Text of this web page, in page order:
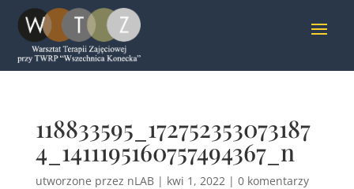
118833595_172752353073187
4_1411195160757494367_n
utworzone przez nLAB| kwi 1, 2022| 0 komentarzy